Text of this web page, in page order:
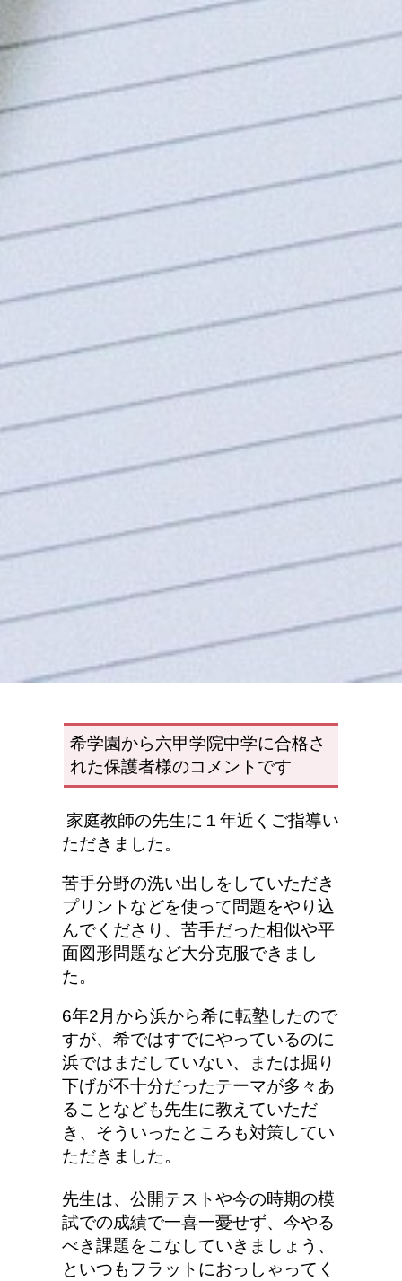
希学園から六甲学院中学に合格さ
れた保護者様のコメントです
家庭教師の先生に１年近くご指導い
ただきました。
苦手分野の洗い出しをしていただき
プリントなどを使って問題をやり込
んでくださり、苦手だった相似や平
面図形問題など大分克服できまし
た。
6年2月から浜から希に転塾したので
すが、希ではすでにやっているのに
浜ではまだしていない、または掘り
下げが不十分だったテーマが多々あ
ることなども先生に教えていただ
き、そういったところも対策してい
ただきました。
先生は、公開テストや今の時期の模
試での成績で一喜一憂せず、今やる
べき課題をこなしていきましょう、
といつもフラットにおっしゃってく